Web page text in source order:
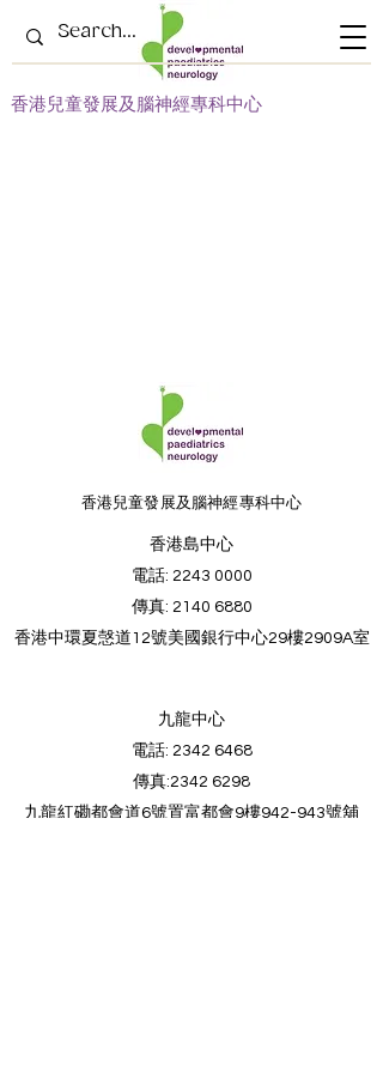
​香港兒童發展及腦神經專科中心
​香港兒童發展及腦神經專科中心
香港島中心
電話: 2243 0000
傳真: 2140 6880
香港中環夏愨道12號美國銀行中心29樓2909A室
九龍中心
電話: 2342 6468
傳真​:2342 6298
九龍紅磡都會道6號置富都會9樓942-943號舖